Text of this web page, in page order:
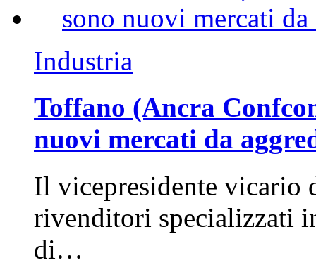
Industria
Toffano (Ancra
nuovi mercati da
Il vicepresidente vicario
rivenditori specializzati
di…